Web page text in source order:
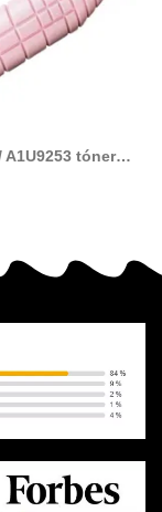
A1U9253 tóner